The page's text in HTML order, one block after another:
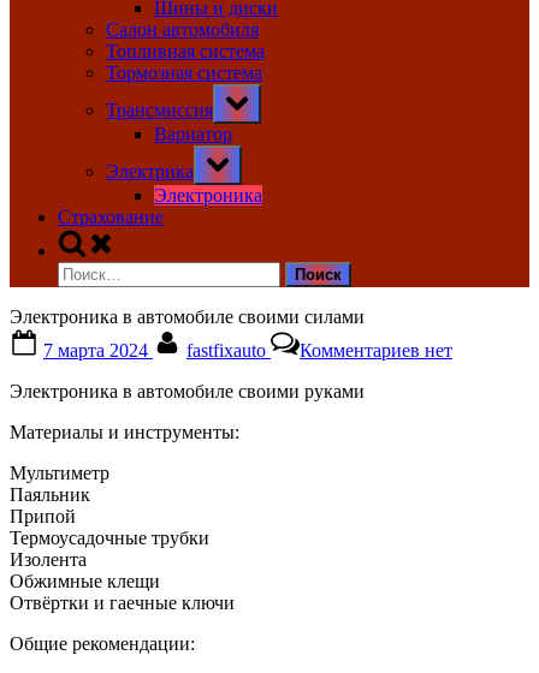
Шины и диски
Салон автомобиля
Топливная система
Тормозная система
Трансмиссия
Toggle
sub-
menu
Вариатор
Электрика
Toggle
sub-
menu
Электроника
Страхование
Toggle
search
form
Найти:
Электроника в автомобиле своими силами
on
7 марта 2024 fastfixauto Комментариевзаписи
нет
Электроника в автомобиле своими руками
Материалы и инструменты:
Мультиметр
Паяльник
Припой
Термоусадочные трубки
Изолента
Обжимные клещи
Отвёртки и гаечные ключи
Общие рекомендации: